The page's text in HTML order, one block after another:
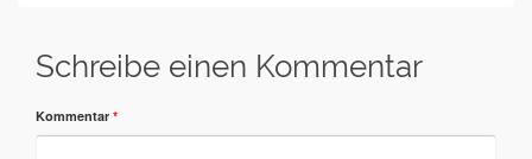
Schreibe einen Kommentar
Kommentar *